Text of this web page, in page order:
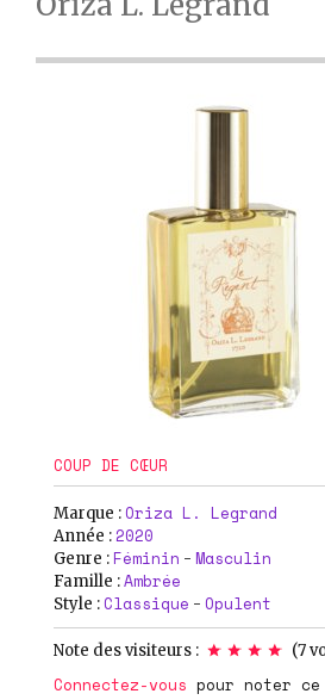
COUP DE CŒUR
Marque :Oriza L. Legrand
Année :2020
Genre :Féminin - Masculin
Famille :Ambrée
Style :Classique - Opulent
Note des visiteurs : (7
Connectez-vous pour noter ce